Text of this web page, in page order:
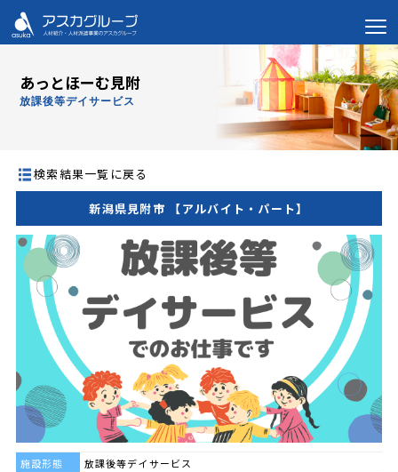
あっとほーむ見附
放課後等デイサービス
検索結果一覧に戻る
新潟県見附市 【アルバイト・パート】
施設形態
放課後等デイサービス